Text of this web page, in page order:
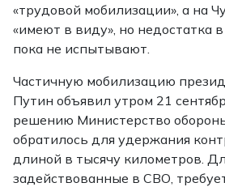
«трудовой мобилизации», а на
«имеют в виду», но недостатка
пока не испытывают.
Частичную мобилизацию
Путин объявил утром 21
решению Министерство
обратилось для удержания
длиной в тысячу километров.
задействованные в СВО,